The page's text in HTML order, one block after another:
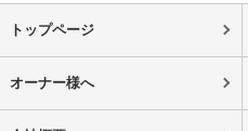
トップページ
オーナー様へ